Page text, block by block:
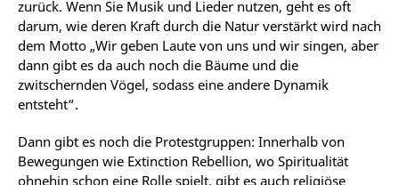
zurück. Wenn Sie Musik und Lieder nutzen, geht es oft
darum, wie deren Kraft durch die Natur verstärkt wird nach
dem Motto „Wir geben Laute von uns und wir singen, aber
dann gibt es da auch noch die Bäume und die
zwitschernden Vögel, sodass eine andere Dynamik
entsteht“.
Dann gibt es noch die Protestgruppen: Innerhalb von
Bewegungen wie Extinction Rebellion, wo Spiritualität
ohnehin schon eine Rolle spielt, gibt es auch religiöse